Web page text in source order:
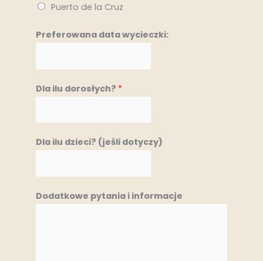
Puerto de la Cruz
Preferowana data wycieczki:
Dla ilu dorosłych? *
Dla ilu dzieci? (jeśli dotyczy)
Dodatkowe pytania i informacje